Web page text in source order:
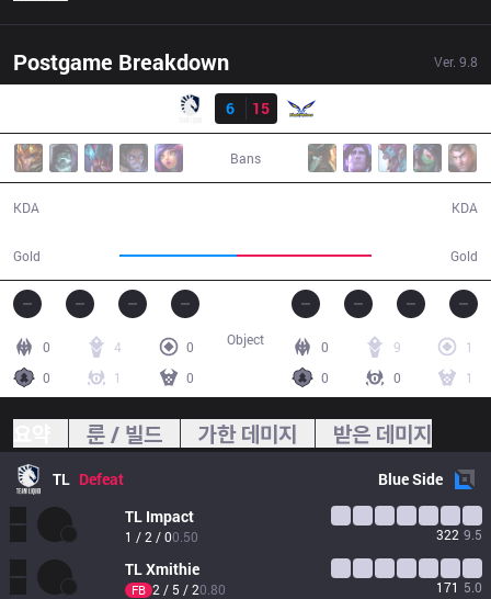
Postgame Breakdown Ver. 9.8
6
15
Bans
KDA
Gold Gold
KDA
0 4
0
0
1 0
0 9
1
0
0 1
Object
룬 / 빌드 가한 데미지 받은 데미지
TL Defeat BlueSide
TL Impact
1 / 2 / 00.50 322 9.5
TLXmithie
FB 2 / 5 / 20.80 171 5.0